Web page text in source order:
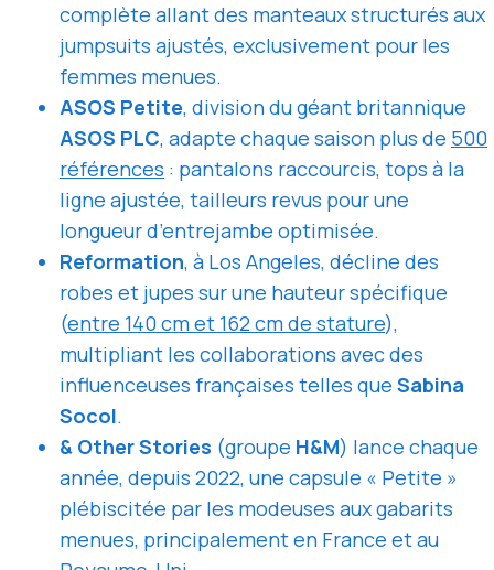
complète allant des manteaux structurés aux
jumpsuits ajustés, exclusivement pour les
femmes menues.
ASOS Petite, division du géant britannique
ASOS PLC, adapte chaque saison plus de 500
références : pantalons raccourcis, tops à la
ligne ajustée, tailleurs revus pour une
longueur d’entrejambe optimisée.
Reformation, à Los Angeles, décline des
robes et jupes sur une hauteur spécifique
(entre 140 cm et 162 cm de stature),
multipliant les collaborations avec des
influenceuses françaises telles que Sabina
Socol.
& Other Stories (groupe H&M) lance chaque
année, depuis 2022, une capsule « Petite »
plébiscitée par les modeuses aux gabarits
menues, principalement en France et au